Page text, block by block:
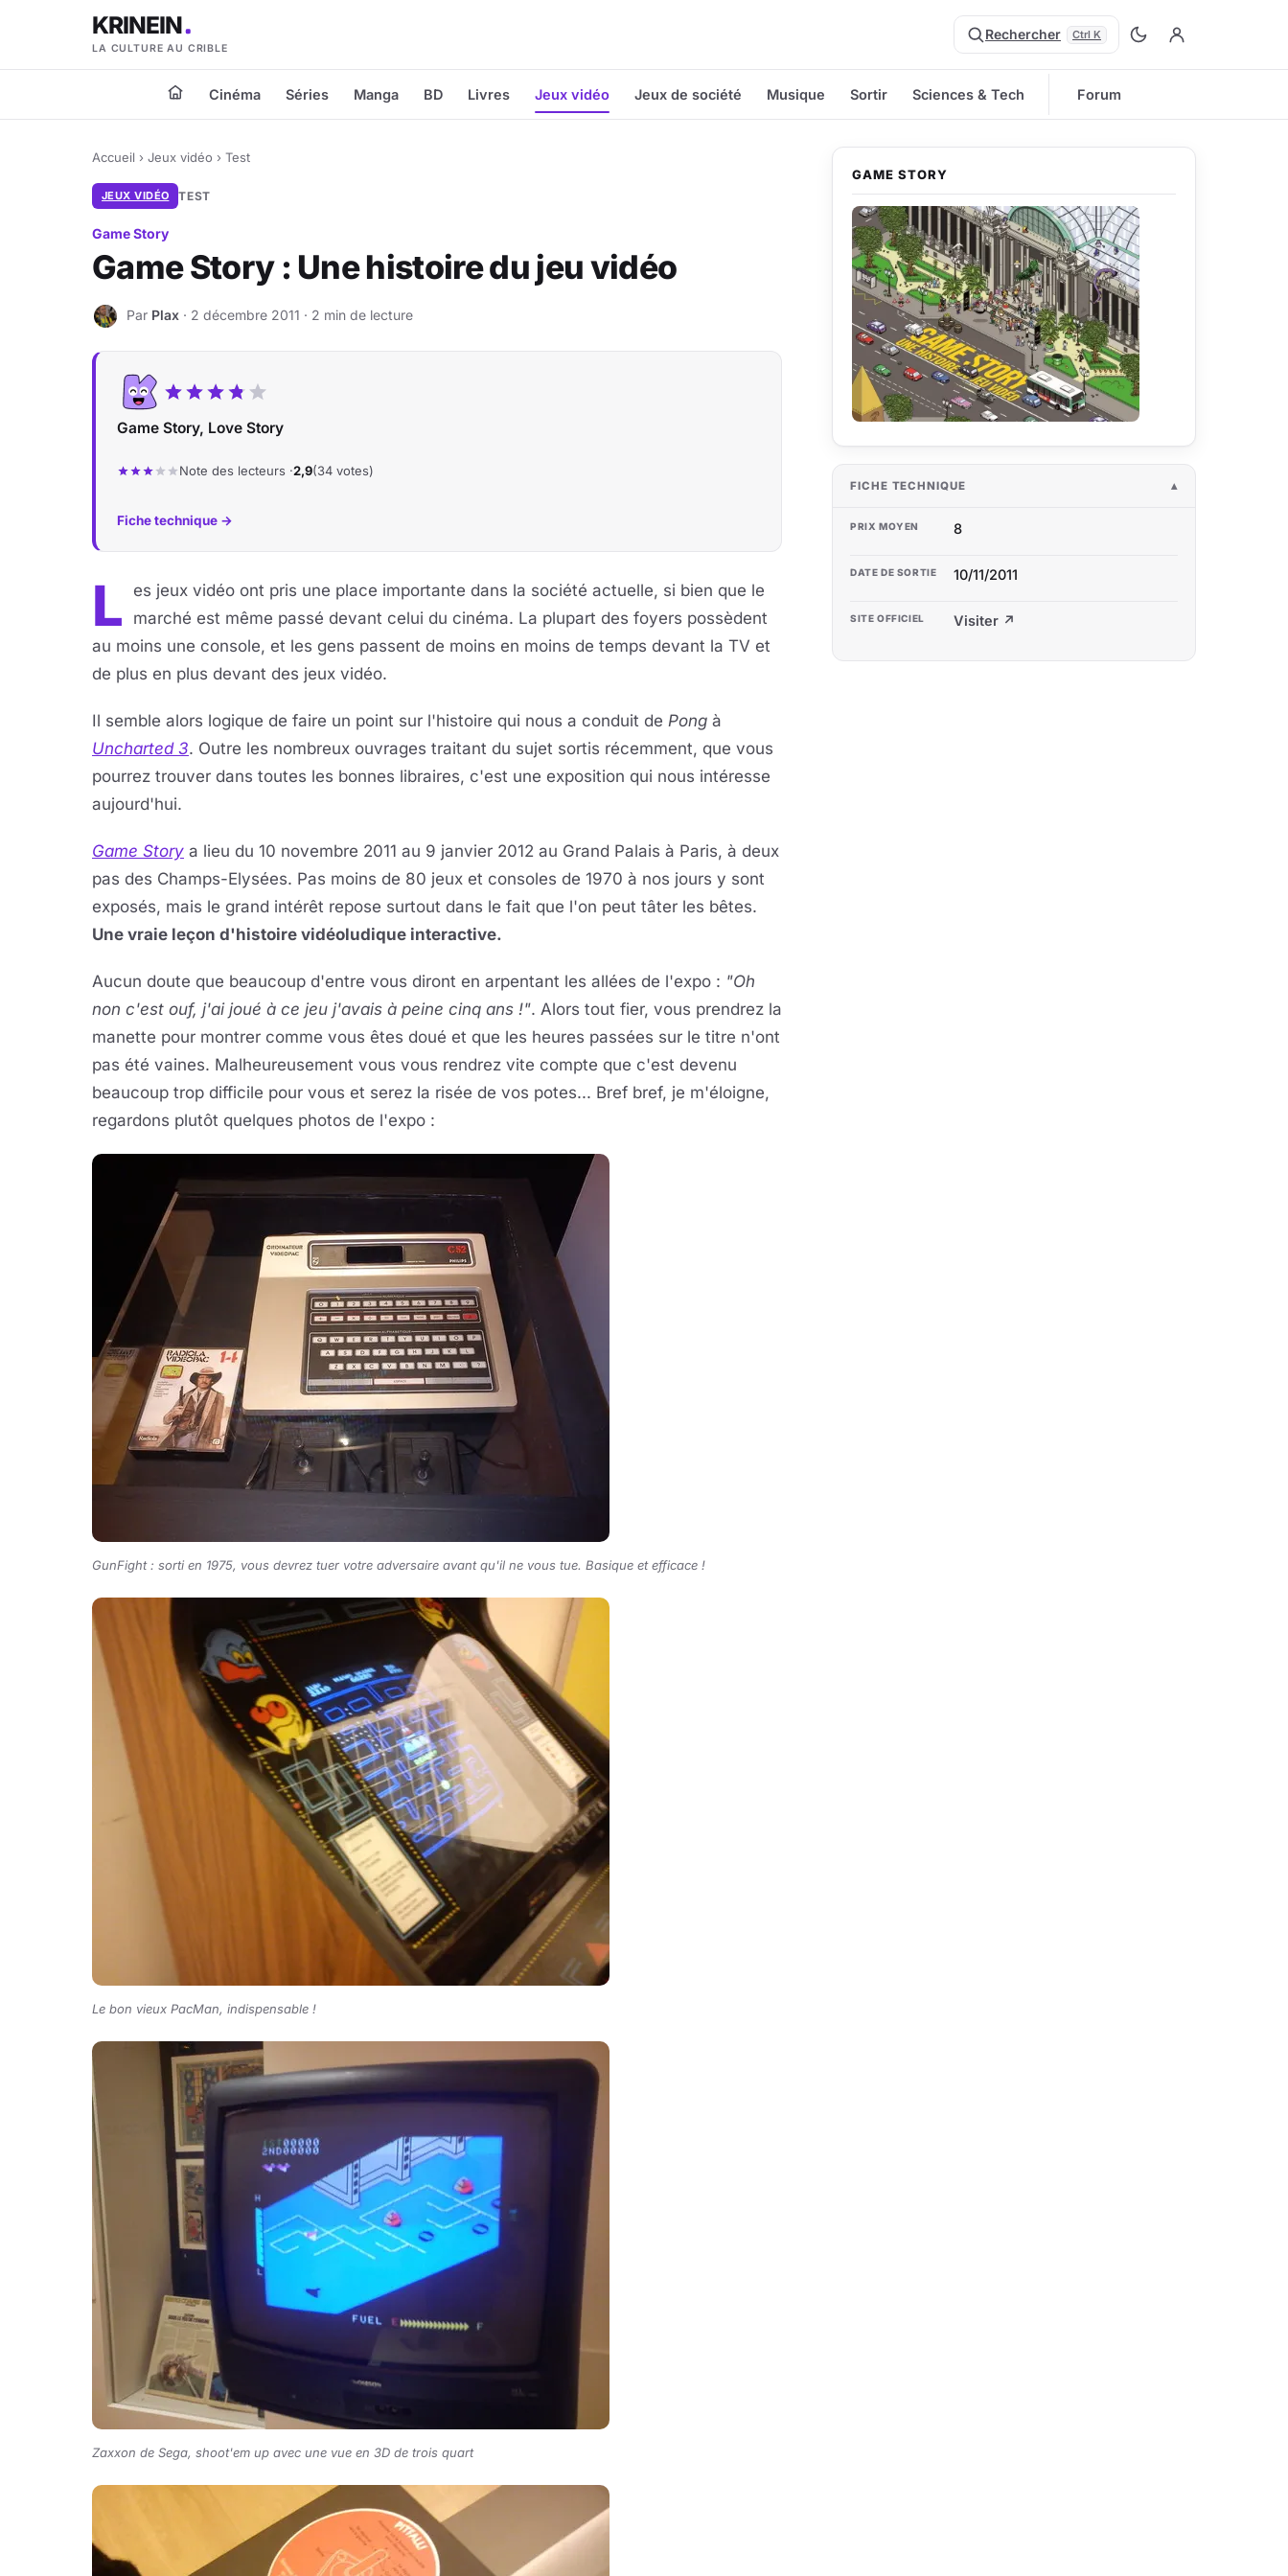
KRINEIN
LA CULTURE AU CRIBLE
Rechercher Ctrl K
Cinéma Séries Manga BD Livres Jeux vidéo Jeux de société Musique Sortir Sciences & Tech Forum
Accueil › Jeux vidéo › Test
JEUX VIDÉO TEST
Game Story
Game Story : Une histoire du jeu vidéo
P Par Plax · 2 décembre 2011 · 2 min de lecture
Game Story, Love Story
Note des lecteurs ·2,9(34 votes)
Fiche technique →
L
es jeux vidéo ont pris une place importante dans la société actuelle, si bien que le
marché est même passé devant celui du cinéma. La plupart des foyers possèdent
au moins une console, et les gens passent de moins en moins de temps devant la TV et
de plus en plus devant des jeux vidéo.
Il semble alors logique de faire un point sur l'histoire qui nous a conduit de Pong à
Uncharted 3. Outre les nombreux ouvrages traitant du sujet sortis récemment, que vous
pourrez trouver dans toutes les bonnes libraires, c'est une exposition qui nous intéresse
aujourd'hui.
Game Story a lieu du 10 novembre 2011 au 9 janvier 2012 au Grand Palais à Paris, à deux
pas des Champs-Elysées. Pas moins de 80 jeux et consoles de 1970 à nos jours y sont
exposés, mais le grand intérêt repose surtout dans le fait que l'on peut tâter les bêtes.
Une vraie leçon d'histoire vidéoludique interactive.
Aucun doute que beaucoup d'entre vous diront en arpentant les allées de l'expo : "Oh
non c'est ouf, j'ai joué à ce jeu j'avais à peine cinq ans !". Alors tout fier, vous prendrez la
manette pour montrer comme vous êtes doué et que les heures passées sur le titre n'ont
pas été vaines. Malheureusement vous vous rendrez vite compte que c'est devenu
beaucoup trop difficile pour vous et serez la risée de vos potes... Bref bref, je m'éloigne,
regardons plutôt quelques photos de l'expo :
GunFight : sorti en 1975, vous devrez tuer votre adversaire avant qu'il ne vous tue. Basique et efficace !
Le bon vieux PacMan, indispensable !
Zaxxon de Sega, shoot'em up avec une vue en 3D de trois quart
GAME STORY
FICHE TECHNIQUE
PRIX MOYEN 8
DATE DE SORTIE 10/11/2011
SITE OFFICIEL Visiter ↗